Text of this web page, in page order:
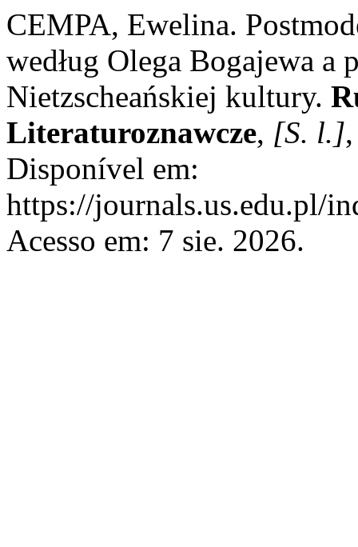
CEMPA, Ewelina.
według Olega Bogajewa a
Nietzscheańskiej kultury.
Literaturoznawcze, [S. l.]
Disponível em:
https://journals.us.edu.pl/
Acesso em: 7 sie. 2026.